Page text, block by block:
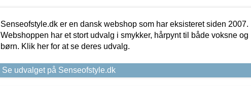
Senseofstyle.dk er en dansk webshop som har eksisteret siden 2007.
Webshoppen har et stort udvalg i smykker, hårpynt til både voksne og
børn. Klik her for at se deres udvalg.
Se udvalget på Senseofstyle.dk